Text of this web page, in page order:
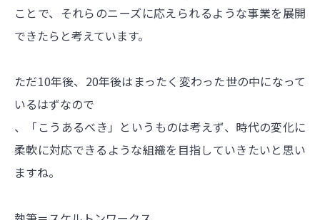
ことで、それらのニーズに応えられるような事業を展開
できたらと考えています。
ただ10年後、20年後はまったく変わった世の中になって
いるはずなので
、「こうあるべき」というものは考えず、時代の変化に
柔軟に対応できるような組織を目指していきたいと思い
ますね。